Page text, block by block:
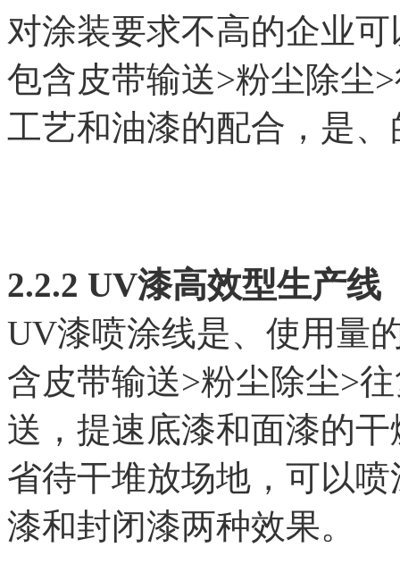
对涂装要求不高的企业
包含皮带输送>粉尘除尘
工艺和油漆的配合，是
2.2.2 UV漆高效型生产线
UV漆喷涂线是、使用量
含皮带输送>粉尘除尘>
送，提速底漆和面漆的
省待干堆放场地，可以
漆和封闭漆两种效果。